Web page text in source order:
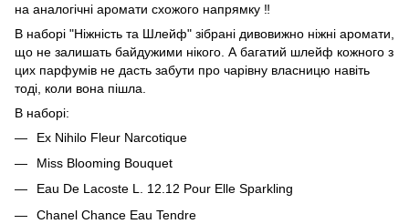
на аналогічні аромати схожого напрямку ‼️
В наборі "Ніжність та Шлейф" зібрані дивовижно ніжні аромати,
що не залишать байдужими нікого. А багатий шлейф кожного з
цих парфумів не дасть забути про чарівну власницю навіть
тоді, коли вона пішла.
В наборі:
Ex Nihilo Fleur Narcotique
Miss Blooming Bouquet
Eau De Lacoste L. 12.12 Pour Elle Sparkling
Chanel Chance Eau Tendre